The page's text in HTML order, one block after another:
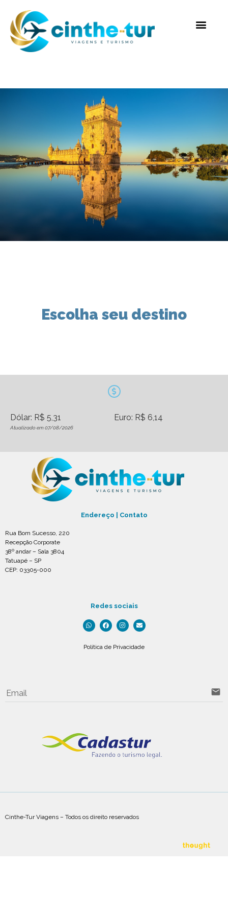
Escolha seu destino
Dólar: R$ 5,31 Euro: R$ 6,14
Atualizado em 07/08/2026
Endereço | Contato
Rua Bom Sucesso, 220
Recepção Corporate
38º andar – Sala 3804
Tatuapé – SP
CEP: 03305-000
Redes sociais
Política de Privacidade
Email email
Cinthe-Tur Viagens – Todos os direito reservados